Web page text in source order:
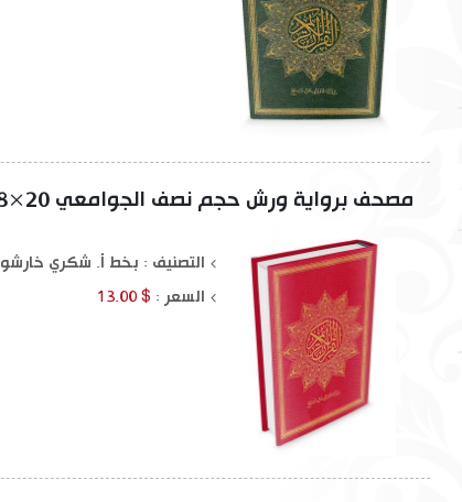
مصحف برواية ورش حجم نصف الجوامعي 20×28
التصنيف : بخط أ. شكري خارشو 17 سطر
السعر : $ 13.00